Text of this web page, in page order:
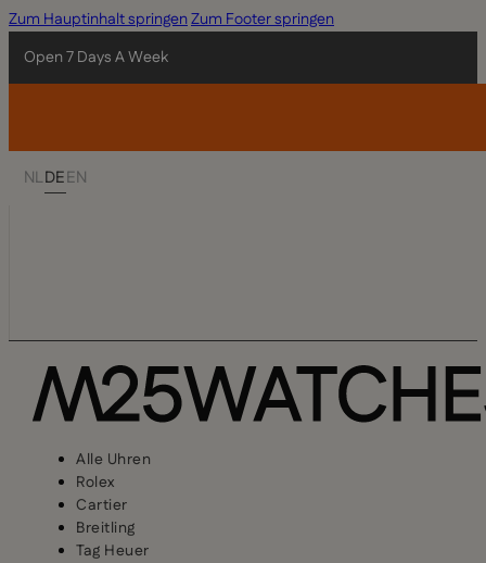
Zum Hauptinhalt springenZum Footer springen
Open 7 Days A Week
NLDEEN
Alle Uhren
Rolex
Cartier
Breitling
Tag Heuer